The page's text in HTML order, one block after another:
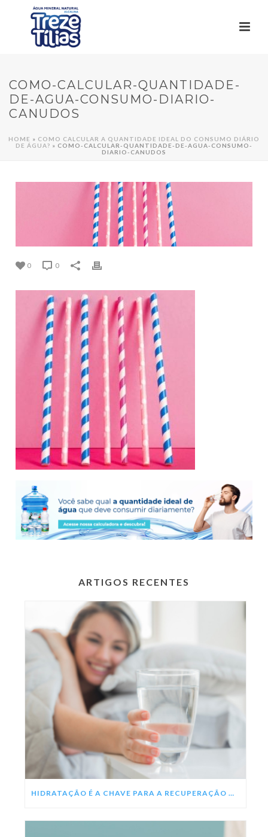
COMO-CALCULAR-QUANTIDADE-
DE-AGUA-CONSUMO-DIARIO-
CANUDOS
HOME » COMO CALCULAR A QUANTIDADE IDEAL DO CONSUMO DIÁRIO
DE ÁGUA? » COMO-CALCULAR-QUANTIDADE-DE-AGUA-CONSUMO-
DIARIO-CANUDOS
0 0
ARTIGOS RECENTES
HIDRATAÇÃO É A CHAVE PARA A RECUPERAÇÃO DA DENGUE